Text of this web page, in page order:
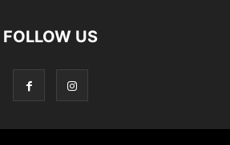
FOLLOW US